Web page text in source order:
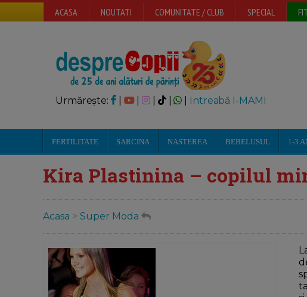
ACASA NOUTATI COMUNITATE / CLUB SPECIAL
Urmărește: | | Intreabă I-MAMI
FERTILITATE SARCINA NASTEREA BEBELUSUL 1-3
Kira Plastinina – copilul
Acasa > Super Moda